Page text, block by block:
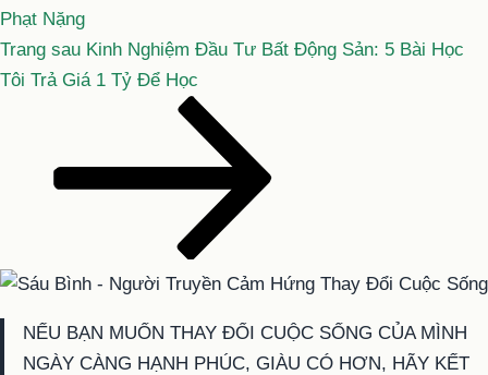
Phạt Nặng
Bài
tiếp
Trang sau Kinh Nghiệm Đầu Tư Bất Động Sản: 5 Bài Học
Tôi Trả Giá 1 Tỷ Để Học
NẾU BẠN MUỐN THAY ĐỔI CUỘC SỐNG CỦA MÌNH
NGÀY CÀNG HẠNH PHÚC, GIÀU CÓ HƠN, HÃY KẾT